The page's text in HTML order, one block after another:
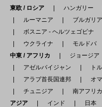
東欧 / ロシア
ハンガリー
ルーマニア
ブルガリ
ボスニア - ヘルツェゴビナ
ウクライナ
モルドバ
中東 / アフリカ
ジョージア
アゼルバイジャン
ト
アラブ首長国連邦
オ
チュニジア
南アフリ
アジア
インド 日本